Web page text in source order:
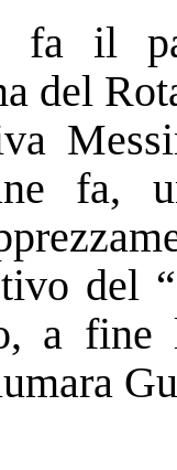
fa il
del
fa,
del
a fine